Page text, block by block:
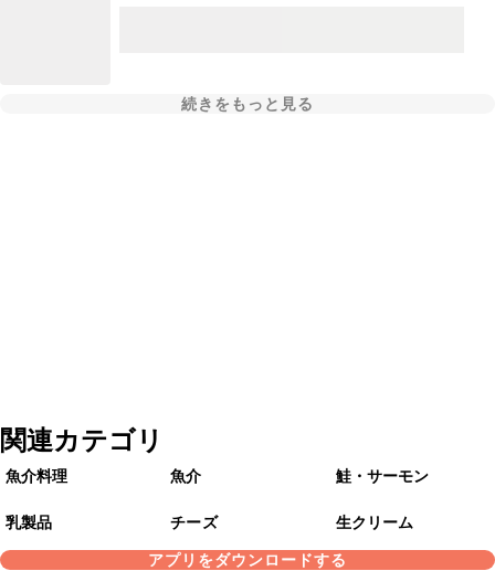
続きをもっと見る
関連カテゴリ
魚介料理 魚介 鮭・サーモン
乳製品 チーズ
生クリーム
アプリをダウンロードする